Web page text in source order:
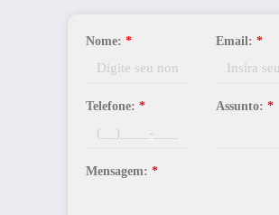
Nome: * Email: *
Telefone: * Assunto: *
Mensagem: *